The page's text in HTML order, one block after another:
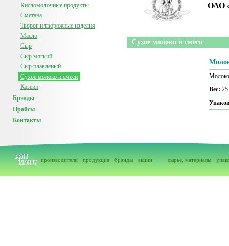
Кисломолочные продукты
Сметана
Творог и творожные изделия
Масло
Сыр
Сыр мягкий
Сыр плавленый
Сухое молоко и смеси
Казеин
Брэнды
Прайсы
Контакты
ОАО
Сухое молоко и смеси
Молоко
Вес: 25
производители продукция брэнды акции сырье, материалы